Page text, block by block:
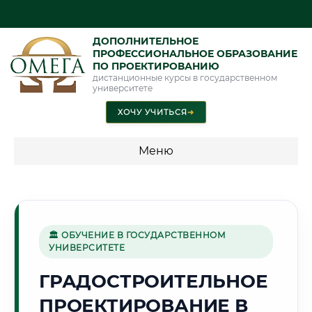
ДОПОЛНИТЕЛЬНОЕ
ПРОФЕССИОНАЛЬНОЕ ОБРАЗОВАНИЕ
ПО ПРОЕКТИРОВАНИЮ
дистанционные курсы в государственном
университете
ХОЧУ УЧИТЬСЯ➜
Меню
🏭
Г. ЧЕРЕПОВЕЦ
🏛 ОБУЧЕНИЕ В ГОСУДАРСТВЕННОМ
УНИВЕРСИТЕТЕ
ГРАДОСТРОИТЕЛЬНОЕ
ПРОЕКТИРОВАНИЕ В